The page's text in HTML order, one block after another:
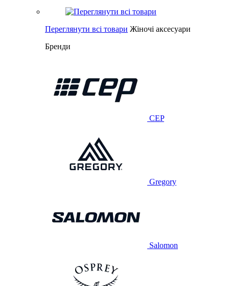
Переглянути всі товари Жіночі аксесуари
Бренди
CEP
Gregory
Salomon